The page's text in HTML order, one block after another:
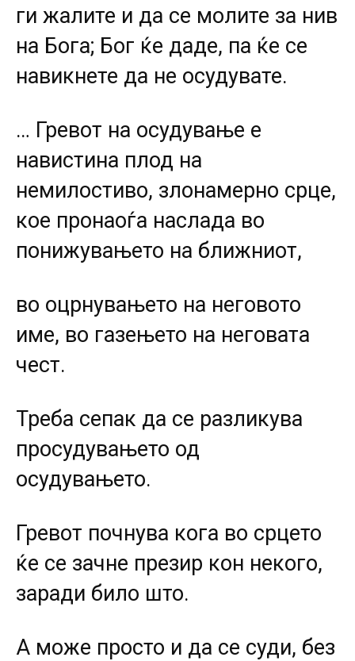
ги жалите и да се молите за нив
на Бога; Бог ќе даде, па ќе се
навикнете да не осудувате.
… Гревот на осудување е
навистина плод на
немилостиво, злонамерно срце,
кое пронаоѓа наслада во
понижувањето на ближниот,
во оцрнувањето на неговото
име, во газењето на неговата
чест.
Треба сепак да се разликува
просудувањето од
осудувањето.
Гревот почнува кога во срцето
ќе се зачне презир кон некого,
заради било што.
А може просто и да се суди, без